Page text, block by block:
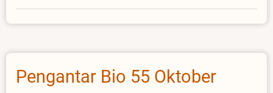
Bunda
Teresa
-
Biarawati
Pengantar Bio 55 Oktober